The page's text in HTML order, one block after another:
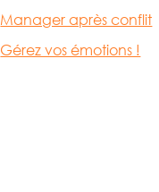
Manager après conflit
Gérez vos émotions !